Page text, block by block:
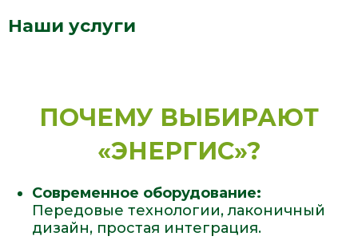
Наши услуги
ПОЧЕМУ ВЫБИРАЮТ
«ЭНЕРГИС»?
Современное оборудование:
Передовые технологии, лаконичный
дизайн, простая интеграция.